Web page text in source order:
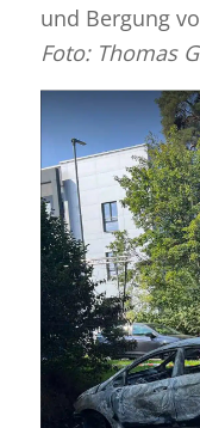
und Bergung
Foto: Thomas